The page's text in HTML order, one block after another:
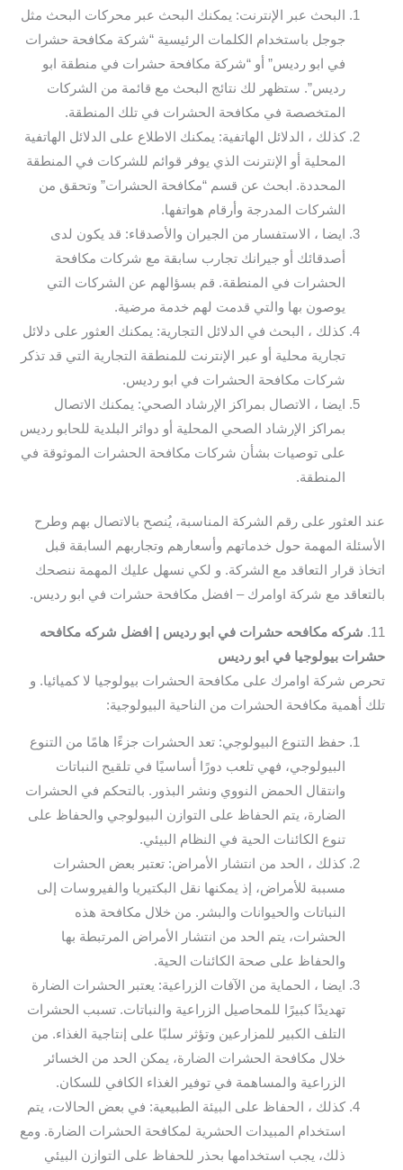
البحث عبر الإنترنت: يمكنك البحث عبر محركات البحث مثل
جوجل باستخدام الكلمات الرئيسية “شركة مكافحة حشرات
في ابو رديس” أو “شركة مكافحة حشرات في منطقة ابو
رديس”. ستظهر لك نتائج البحث مع قائمة من الشركات
المتخصصة في مكافحة الحشرات في تلك المنطقة.
كذلك ، الدلائل الهاتفية: يمكنك الاطلاع على الدلائل الهاتفية
المحلية أو الإنترنت الذي يوفر قوائم للشركات في المنطقة
المحددة. ابحث عن قسم “مكافحة الحشرات” وتحقق من
الشركات المدرجة وأرقام هواتفها.
ايضا ، الاستفسار من الجيران والأصدقاء: قد يكون لدى
أصدقائك أو جيرانك تجارب سابقة مع شركات مكافحة
الحشرات في المنطقة. قم بسؤالهم عن الشركات التي
يوصون بها والتي قدمت لهم خدمة مرضية.
كذلك ، البحث في الدلائل التجارية: يمكنك العثور على دلائل
تجارية محلية أو عبر الإنترنت للمنطقة التجارية التي قد تذكر
شركات مكافحة الحشرات في ابو رديس.
ايضا ، الاتصال بمراكز الإرشاد الصحي: يمكنك الاتصال
بمراكز الإرشاد الصحي المحلية أو دوائر البلدية للحابو رديس
على توصيات بشأن شركات مكافحة الحشرات الموثوقة في
المنطقة.
عند العثور على رقم الشركة المناسبة، يُنصح بالاتصال بهم وطرح
الأسئلة المهمة حول خدماتهم وأسعارهم وتجاربهم السابقة قبل
اتخاذ قرار التعاقد مع الشركة. و لكي نسهل عليك المهمة ننصحك
بالتعاقد مع شركة اوامرك – افضل مكافحة حشرات في ابو رديس.
11.
شركه مكافحه حشرات في ابو رديس | افضل شركه مكافحه
حشرات بيولوجيا في ابو رديس
تحرص شركة اوامرك على مكافحة الحشرات بيولوجيا لا كميائيا. و
تلك أهمية مكافحة الحشرات من الناحية البيولوجية:
حفظ التنوع البيولوجي: تعد الحشرات جزءًا هامًا من التنوع
البيولوجي، فهي تلعب دورًا أساسيًا في تلقيح النباتات
وانتقال الحمض النووي ونشر البذور. بالتحكم في الحشرات
الضارة، يتم الحفاظ على التوازن البيولوجي والحفاظ على
تنوع الكائنات الحية في النظام البيئي.
كذلك ، الحد من انتشار الأمراض: تعتبر بعض الحشرات
مسببة للأمراض، إذ يمكنها نقل البكتيريا والفيروسات إلى
النباتات والحيوانات والبشر. من خلال مكافحة هذه
الحشرات، يتم الحد من انتشار الأمراض المرتبطة بها
والحفاظ على صحة الكائنات الحية.
ايضا ، الحماية من الآفات الزراعية: يعتبر الحشرات الضارة
تهديدًا كبيرًا للمحاصيل الزراعية والنباتات. تسبب الحشرات
التلف الكبير للمزارعين وتؤثر سلبًا على إنتاجية الغذاء. من
خلال مكافحة الحشرات الضارة، يمكن الحد من الخسائر
الزراعية والمساهمة في توفير الغذاء الكافي للسكان.
كذلك ، الحفاظ على البيئة الطبيعية: في بعض الحالات، يتم
استخدام المبيدات الحشرية لمكافحة الحشرات الضارة. ومع
ذلك، يجب استخدامها بحذر للحفاظ على التوازن البيئي